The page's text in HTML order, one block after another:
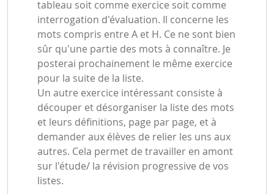
tableau soit comme exercice soit comme
interrogation d'évaluation. Il concerne les
mots compris entre A et H. Ce ne sont bien
sûr qu'une partie des mots à connaître. Je
posterai prochainement le même exercice
pour la suite de la liste.
Un autre exercice intéressant consiste à
découper et désorganiser la liste des mots
et leurs définitions, page par page, et à
demander aux élèves de relier les uns aux
autres. Cela permet de travailler en amont
sur l'étude/ la révision progressive de vos
listes.